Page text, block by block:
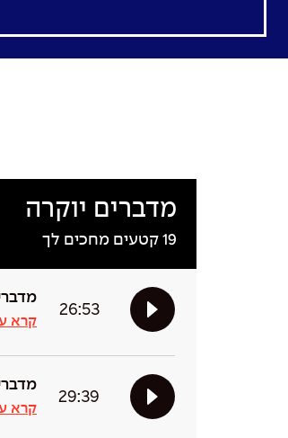
מדברים יוקרה
19 קטעים מחכים לך
26:53
קרא
29:39
קרא